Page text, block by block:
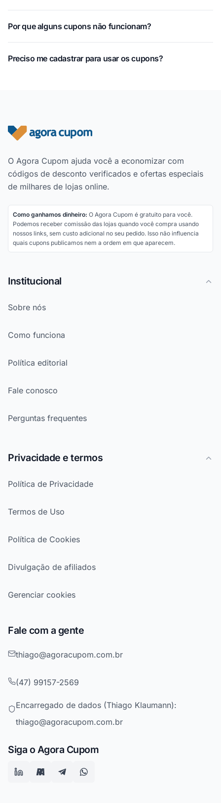
Por que alguns cupons não funcionam?
Preciso me cadastrar para usar os cupons?
Rodapé do site
O Agora Cupom ajuda você a economizar com
códigos de desconto verificados e ofertas especiais
de milhares de lojas online.
Como ganhamos dinheiro: O Agora Cupom é gratuito para você.
Podemos receber comissão das lojas quando você compra usando
nossos links, sem custo adicional no seu pedido. Isso não influencia
quais cupons publicamos nem a ordem em que aparecem.
Institucional
Sobre nós
Como funciona
Política editorial
Fale conosco
Perguntas frequentes
Privacidade e termos
Política de Privacidade
Termos de Uso
Política de Cookies
Divulgação de afiliados
Gerenciar cookies
Fale com a gente
thiago@agoracupom.com.br
(47) 99157-2569
Encarregado de dados (Thiago Klaumann):
thiago@agoracupom.com.br
Siga o Agora Cupom